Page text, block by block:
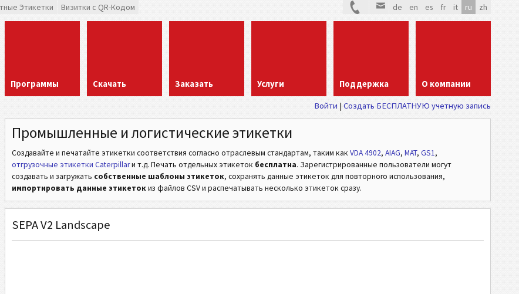
Этикетки Визитки с QR-Кодом de en es fr it ru zh
Программы Скачать Заказать Услуги Поддержка О компании
Войти Создать БЕСПЛАТНУЮ учетную запись
Промышленные и логистические этикетки
Создавайте и печатайте этикетки соответствия согласно отраслевым стандартам, таким как VDA 4902, AIAG, MAT, GS1,
отгрузочные этикетки Caterpillarи т.д. Печать отдельных этикеток бесплатна. Зарегистрированные пользователи могут
создавать и загружать собственные шаблоны этикеток, сохранять данные этикеток для повторного использования,
импортировать данные этикетокиз файлов CSV и распечатывать несколько этикеток сразу.
SEPA V2 Landscape